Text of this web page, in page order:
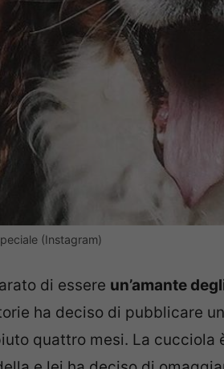
(Instagram)
di essere un’amante
ha deciso di pubblicare
quattro mesi. La cucciola